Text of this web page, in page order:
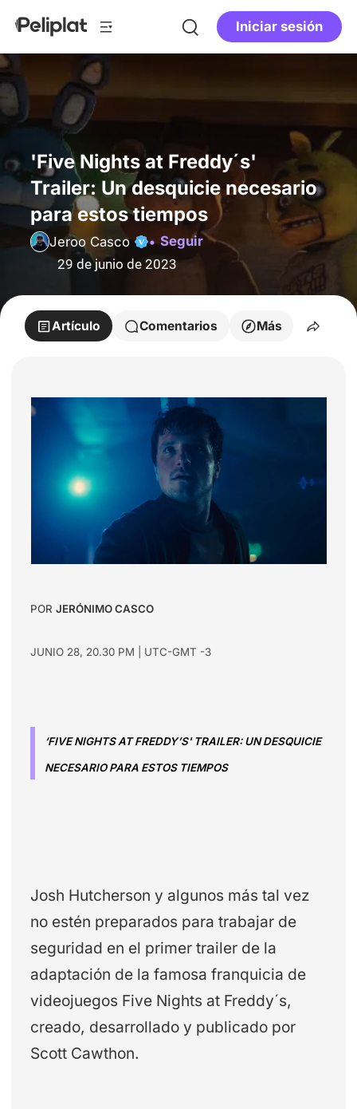
Iniciar sesión
'Five Nights at Freddy´s'
Trailer: Un desquicie necesario
para estos tiempos
Jeroo Casco
Seguir
29 de junio de 2023
Artículo Comentarios Más
PORJERÓNIMO CASCO
JUNIO 28, 20.30 PM | UTC-GMT -3
‘FIVE NIGHTS AT FREDDY’S' TRAILER: UN DESQUICIE
NECESARIO PARA ESTOS TIEMPOS
Josh Hutcherson y algunos más tal vez
no estén preparados para trabajar de
seguridad en el primer trailer de la
adaptación de la famosa franquicia de
videojuegos Five Nights at Freddy´s,
creado, desarrollado y publicado por
Scott Cawthon.